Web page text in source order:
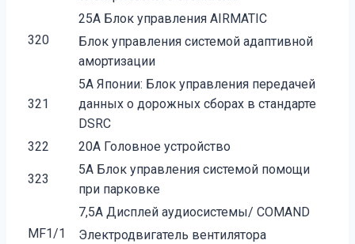
320
25A Блок управления AIRMATIC
Блок управления системой адаптивной
амортизации
321
5A Японии: Блок управления передачей
данных о дорожных сборах в стандарте
DSRC
322
20A Головное устройство
323
5A Блок управления системой помощи
при парковке
MF1/1
7,5A Дисплей аудиосистемы/ COMAND
Электродвигатель вентилятора